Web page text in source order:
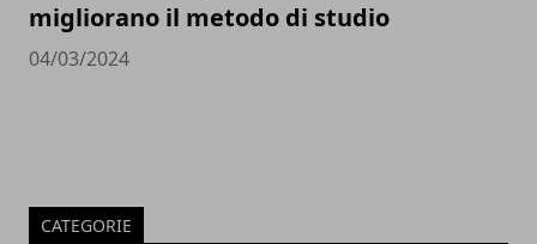
migliorano il metodo di studio
04/03/2024
CATEGORIE